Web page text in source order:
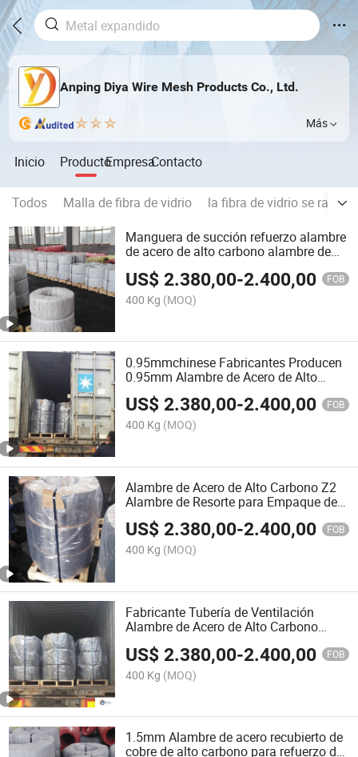
Anping Diya Wire Mesh Products Co., Ltd.
Más
Inicio ProductoEmpresaContacto
Todos Malla de fibra de vidrio
la fibra de vidrio se rasca
Manguera de succión refuerzo alambre
de acero de alto carbono alambre de
cobre
US$2.380,00-2.400,00 FOB
400 Kg (MOQ)
0.95mmchinese Fabricantes Producen
0.95mm Alambre de Acero de Alto
Carbono Alambre de Acero para
Resortes
US$2.380,00-2.400,00 FOB
400 Kg (MOQ)
Alambre de Acero de Alto Carbono Z2
Alambre de Resorte para Empaque de
Tubo Flexible
US$2.380,00-2.400,00 FOB
400 Kg (MOQ)
Fabricante Tubería de Ventilación
Alambre de Acero de Alto Carbono
Embalaje
US$2.380,00-2.400,00 FOB
400 Kg (MOQ)
1.5mm Alambre de acero recubierto de
cobre de alto carbono para refuerzo de